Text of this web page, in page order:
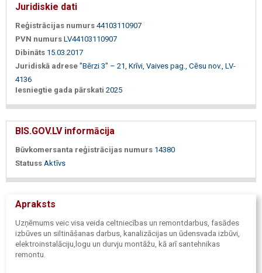
Juridiskie dati
Reģistrācijas numurs 44103110907
PVN numurs LV44103110907
Dibināts 15.03.2017
Juridiskā adrese "Bērzi 3" – 21, Krīvi, Vaives pag., Cēsu nov., LV-
4136
Iesniegtie gada pārskati 2025
BIS.GOV.LV informācija
Būvkomersanta reģistrācijas numurs 14380
Statuss Aktīvs
Apraksts
Uzņēmums veic visa veida celtniecības un remontdarbus, fasādes
izbūves un siltināšanas darbus, kanalizācijas un ūdensvada izbūvi,
elektroinstalāciju,logu un durvju montāžu, kā arī santehnikas
remontu.